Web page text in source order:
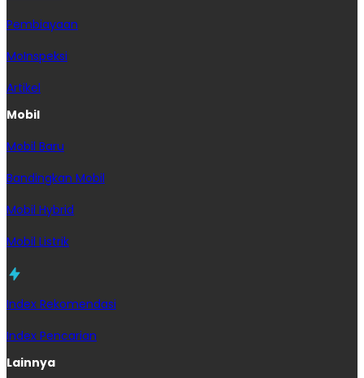
Pembiayaan
MoInspeksi
Artikel
Mobil
Mobil Baru
Bandingkan Mobil
Mobil Hybrid
Mobil Listrik
Index Rekomendasi
Index Pencarian
Lainnya